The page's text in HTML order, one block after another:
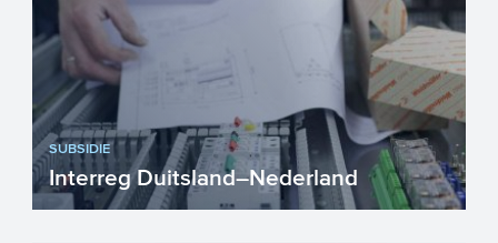
SUBSIDIE
Interreg Duitsland–Nederland